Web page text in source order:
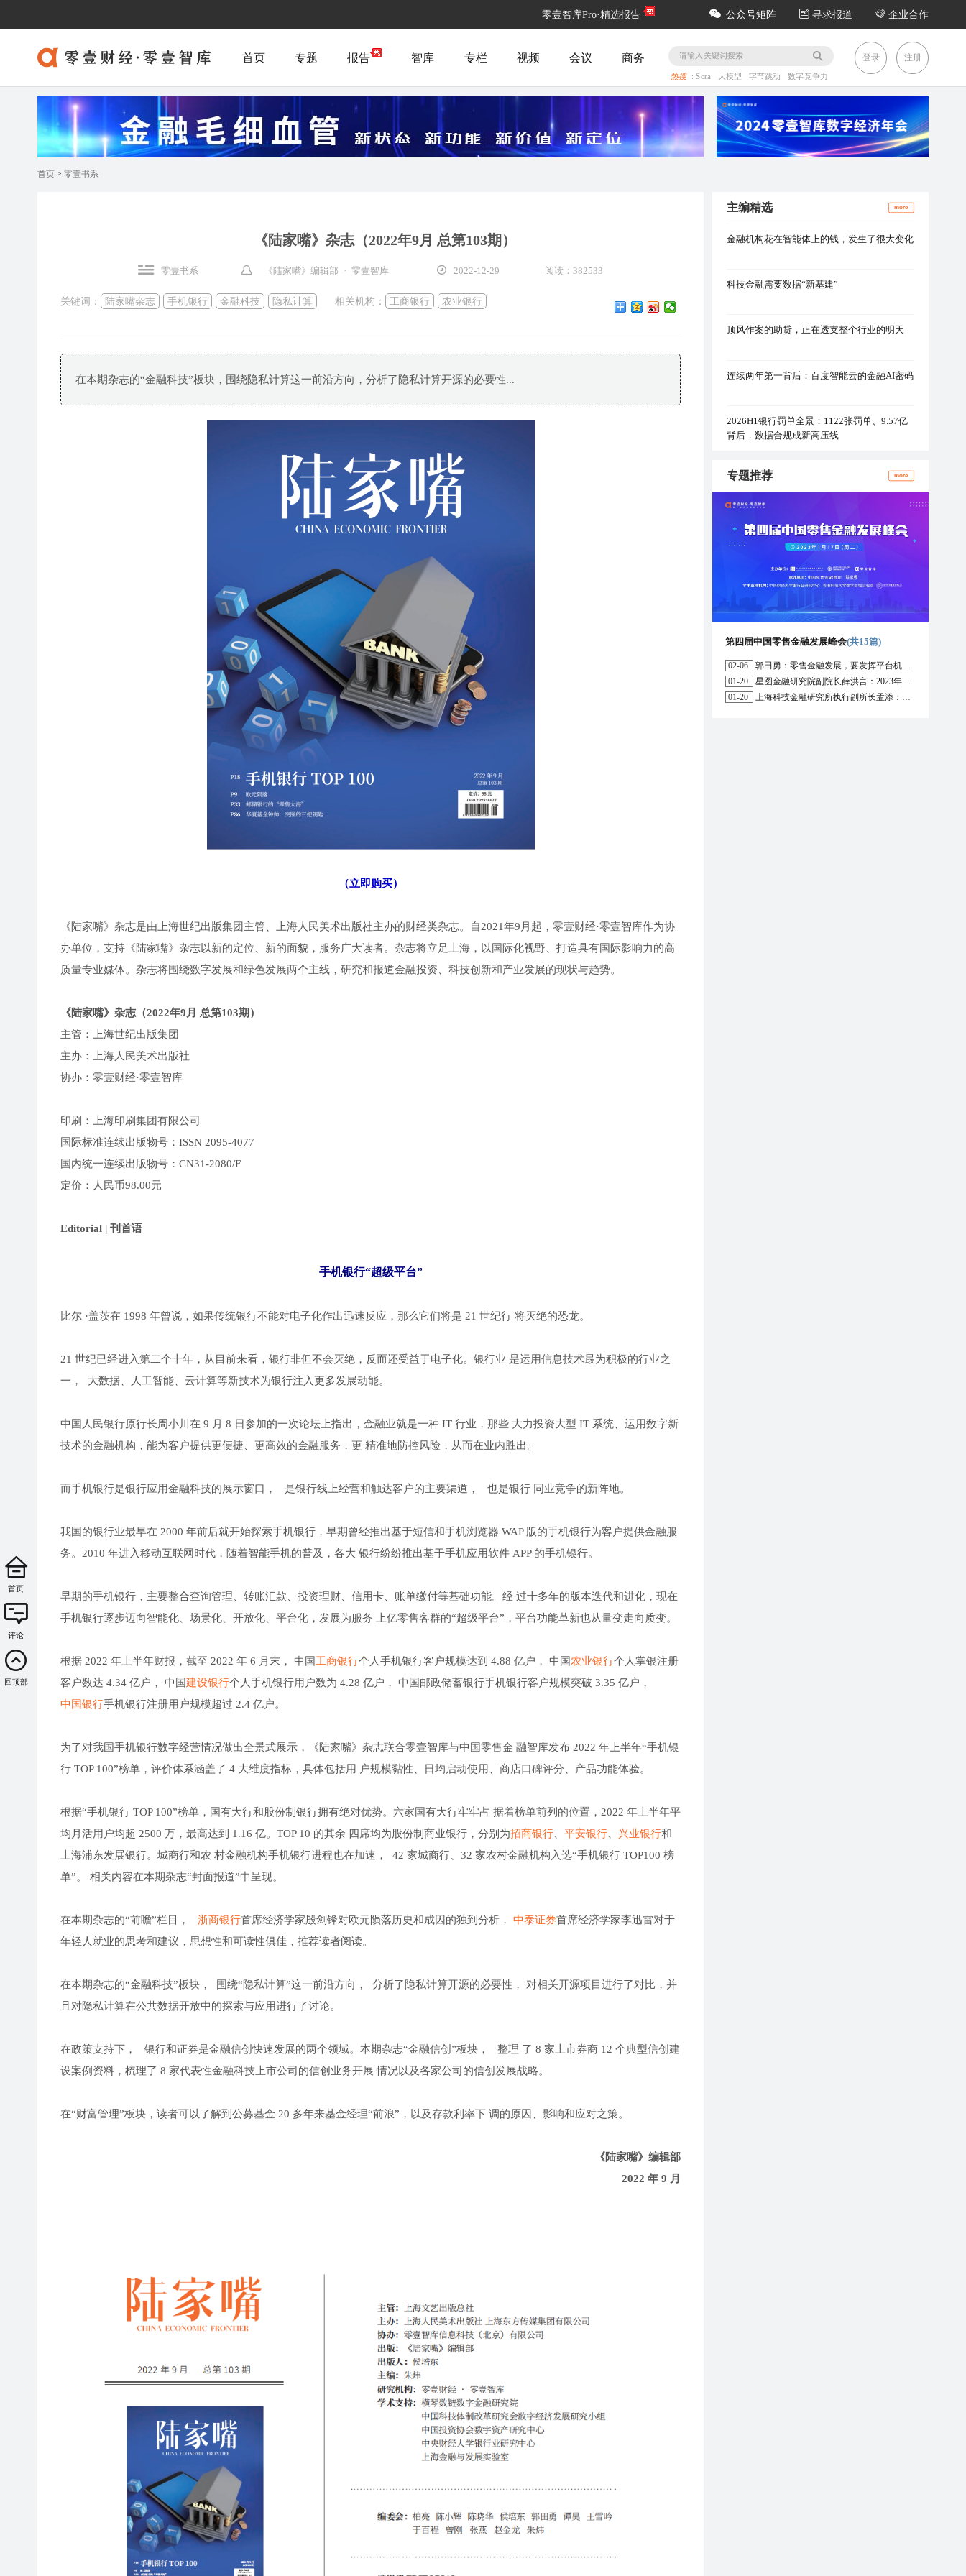
零壹智库Pro·精选报告 公众号矩阵 寻求报道 企业合作
首页 专题 报告 智库 专栏 视频 会议 商务
热搜 :Sora 大模型 字节跳动 数字竞争力
登录 注册
首页 > 零壹书系
《陆家嘴》杂志（2022年9月 总第103期）
零壹书系 《陆家嘴》编辑部 · 零壹智库 2022-12-29 阅读：382533
关键词： 陆家嘴杂志 手机银行 金融科技 隐私计算 相关机构： 工商银行 农业银行
在本期杂志的“金融科技”板块，围绕隐私计算这一前沿方向，分析了隐私计算开源的必要性...
（立即购买）
《陆家嘴》杂志是由上海世纪出版集团主管、上海人民美术出版社主办的财经类杂志。自2021年9月起，零壹财经·零壹智库作为协
办单位，支持《陆家嘴》杂志以新的定位、新的面貌，服务广大读者。杂志将立足上海，以国际化视野、打造具有国际影响力的高
质量专业媒体。杂志将围绕数字发展和绿色发展两个主线，研究和报道金融投资、科技创新和产业发展的现状与趋势。
《陆家嘴》杂志（2022年9月 总第103期）
主管：上海世纪出版集团
主办：上海人民美术出版社
协办：零壹财经·零壹智库
印刷：上海印刷集团有限公司
国际标准连续出版物号：ISSN 2095-4077
国内统一连续出版物号：CN31-2080/F
定价：人民币98.00元
Editorial | 刊首语
手机银行“超级平台”
比尔 ·盖茨在 1998 年曾说，如果传统银行不能对电子化作出迅速反应，那么它们将是 21 世纪行 将灭绝的恐龙。
21 世纪已经进入第二个十年，从目前来看，银行非但不会灭绝，反而还受益于电子化。银行业 是运用信息技术最为积极的行业之
一， 大数据、人工智能、云计算等新技术为银行注入更多发展动能。
中国人民银行原行长周小川在 9 月 8 日参加的一次论坛上指出，金融业就是一种 IT 行业，那些 大力投资大型 IT 系统、运用数字新
技术的金融机构，能为客户提供更便捷、更高效的金融服务，更 精准地防控风险，从而在业内胜出。
而手机银行是银行应用金融科技的展示窗口， 是银行线上经营和触达客户的主要渠道， 也是银行 同业竞争的新阵地。
我国的银行业最早在 2000 年前后就开始探索手机银行，早期曾经推出基于短信和手机浏览器 WAP 版的手机银行为客户提供金融服
务。2010 年进入移动互联网时代，随着智能手机的普及，各大 银行纷纷推出基于手机应用软件 APP 的手机银行。
早期的手机银行，主要整合查询管理、转账汇款、投资理财、信用卡、账单缴付等基础功能。经 过十多年的版本迭代和进化，现在
手机银行逐步迈向智能化、场景化、开放化、平台化，发展为服务 上亿零售客群的“超级平台”，平台功能革新也从量变走向质变。
根据 2022 年上半年财报，截至 2022 年 6 月末， 中国工商银行个人手机银行客户规模达到 4.88 亿户， 中国农业银行个人掌银注册
客户数达 4.34 亿户， 中国建设银行个人手机银行用户数为 4.28 亿户， 中国邮政储蓄银行手机银行客户规模突破 3.35 亿户，
中国银行手机银行注册用户规模超过 2.4 亿户。
为了对我国手机银行数字经营情况做出全景式展示，《陆家嘴》杂志联合零壹智库与中国零售金 融智库发布 2022 年上半年“手机银
行 TOP 100”榜单，评价体系涵盖了 4 大维度指标，具体包括用 户规模黏性、日均启动使用、商店口碑评分、产品功能体验。
根据“手机银行 TOP 100”榜单，国有大行和股份制银行拥有绝对优势。六家国有大行牢牢占 据着榜单前列的位置，2022 年上半年平
均月活用户均超 2500 万，最高达到 1.16 亿。TOP 10 的其余 四席均为股份制商业银行，分别为招商银行 平安银行 兴业银行和
上海浦东发展银行。城商行和农 村金融机构手机银行进程也在加速， 42 家城商行、32 家农村金融机构入选“手机银行 TOP100 榜
单”。 相关内容在本期杂志“封面报道”中呈现。
在本期杂志的“前瞻”栏目， 浙商银行首席经济学家殷剑锋对欧元陨落历史和成因的独到分析， 中泰证券首席经济学家李迅雷对于
年轻人就业的思考和建议，思想性和可读性俱佳，推荐读者阅读。
在本期杂志的“金融科技”板块， 围绕“隐私计算”这一前沿方向， 分析了隐私计算开源的必要性， 对相关开源项目进行了对比，并
且对隐私计算在公共数据开放中的探索与应用进行了讨论。
在政策支持下， 银行和证券是金融信创快速发展的两个领域。本期杂志“金融信创”板块， 整理 了 8 家上市券商 12 个典型信创建
设案例资料，梳理了 8 家代表性金融科技上市公司的信创业务开展 情况以及各家公司的信创发展战略。
在“财富管理”板块，读者可以了解到公募基金 20 多年来基金经理“前浪”，以及存款利率下 调的原因、影响和应对之策。
《陆家嘴》编辑部
2022 年 9 月
主编精选 more
金融机构花在智能体上的钱，发生了很大变化
科技金融需要数据“新基建”
顶风作案的助贷，正在透支整个行业的明天
连续两年第一背后：百度智能云的金融AI密码
2026H1银行罚单全景：1122张罚单、9.57亿
背后，数据合规成新高压线
专题推荐 more
第四届中国零售金融发展峰会(共15篇)
02-06
郭田勇：零售金融发展，要发挥平台机构的作用
01-20
星图金融研究院副院长薛洪言：2023年消费信贷或迎来新起点
01-20
上海科技金融研究所执行副所长孟添：开放银行与嵌入式金融为数字普惠金融带来更大发展空间
首页
评论
回顶部